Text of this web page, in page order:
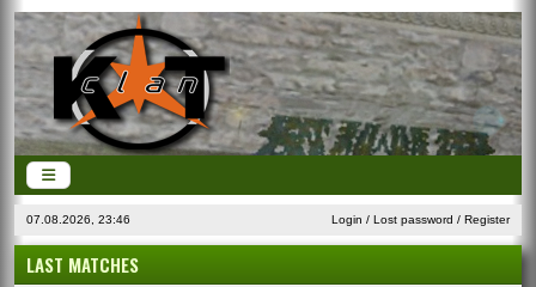
07.08.2026, 23:46 Login / Lost password / Register
LAST MATCHES